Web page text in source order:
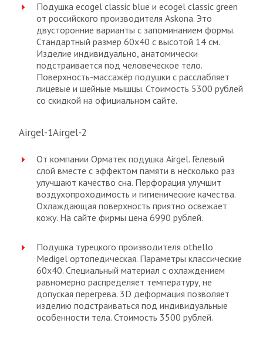
Подушка ecogel classic blue и ecogel classic green
от российского производителя Askona. Это
двусторонние варианты с запоминанием формы.
Стандартный размер 60х40 с высотой 14 см.
Изделие индивидуально, анатомически
подстраивается под человеческое тело.
Поверхность-массажёр подушки с расслабляет
лицевые и шейные мышцы. Стоимость 5300 рублей
со скидкой на официальном сайте.
Airgel-1Airgel-2
От компании Орматек подушка Airgel. Гелевый
слой вместе с эффектом памяти в несколько раз
улучшают качество сна. Перфорация улучшит
воздухопроходимость и гигиенические качества.
Охлаждающая поверхность приятно освежает
кожу. На сайте фирмы цена 6990 рублей.
Подушка турецкого производителя othello
Medigel ортопедическая. Параметры классические
60х40. Специальный материал с охлаждением
равномерно распределяет температуру, не
допуская перегрева. 3D деформация позволяет
изделию подстраиваться под индивидуальные
особенности тела. Стоимость 3500 рублей.